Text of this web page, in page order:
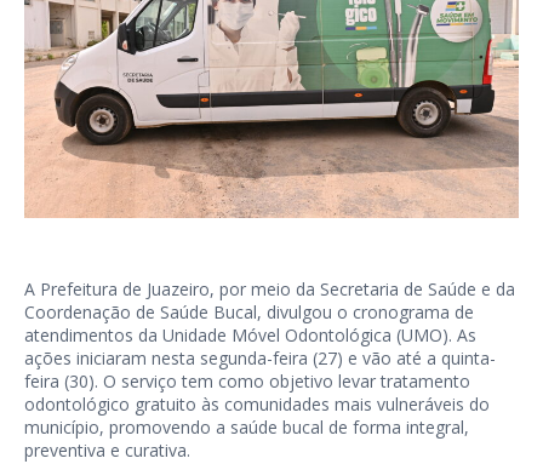
A Prefeitura de Juazeiro, por meio da Secretaria de Saúde e da
Coordenação de Saúde Bucal, divulgou o cronograma de
atendimentos da Unidade Móvel Odontológica (UMO). As
ações iniciaram nesta segunda-feira (27) e vão até a quinta-
feira (30). O serviço tem como objetivo levar tratamento
odontológico gratuito às comunidades mais vulneráveis do
município, promovendo a saúde bucal de forma integral,
preventiva e curativa.